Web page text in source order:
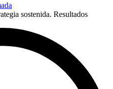
sostenida. Resultados